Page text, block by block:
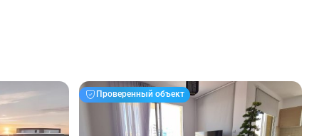
Проверенный объект